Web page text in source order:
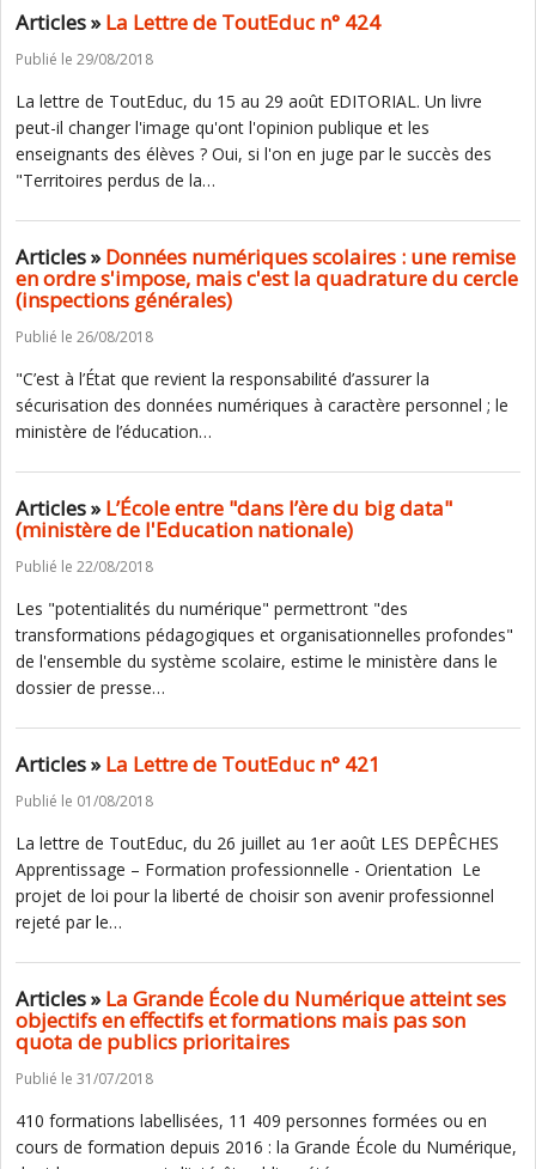
Articles »La Lettre de ToutEduc n° 424
Publié le 29/08/2018
La lettre de ToutEduc, du 15 au 29 août EDITORIAL. Un livre
peut-il changer l'image qu'ont l'opinion publique et les
enseignants des élèves ? Oui, si l'on en juge par le succès des
"Territoires perdus de la…
Articles »Données numériques scolaires : une remise
en ordre s'impose, mais c'est la quadrature du cercle
(inspections générales)
Publié le 26/08/2018
"C’est à l’État que revient la responsabilité d’assurer la
sécurisation des données numériques à caractère personnel ; le
ministère de l’éducation…
Articles »L’École entre "dans l’ère du big data"
(ministère de l'Education nationale)
Publié le 22/08/2018
Les "potentialités du numérique" permettront "des
transformations pédagogiques et organisationnelles profondes"
de l'ensemble du système scolaire, estime le ministère dans le
dossier de presse…
Articles »La Lettre de ToutEduc n° 421
Publié le 01/08/2018
La lettre de ToutEduc, du 26 juillet au 1er août LES DEPÊCHES
Apprentissage – Formation professionnelle - Orientation Le
projet de loi pour la liberté de choisir son avenir professionnel
rejeté par le…
Articles »La Grande École du Numérique atteint ses
objectifs en effectifs et formations mais pas son
quota de publics prioritaires
Publié le 31/07/2018
410 formations labellisées, 11 409 personnes formées ou en
cours de formation depuis 2016 : la Grande École du Numérique,